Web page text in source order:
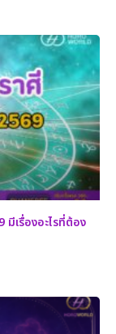
เรื่องอะไรที่ต้อง